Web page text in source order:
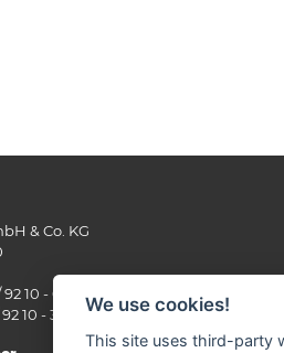
& Co. KG
10 - 0
10 - 30
We use cookies!
This site uses third-party